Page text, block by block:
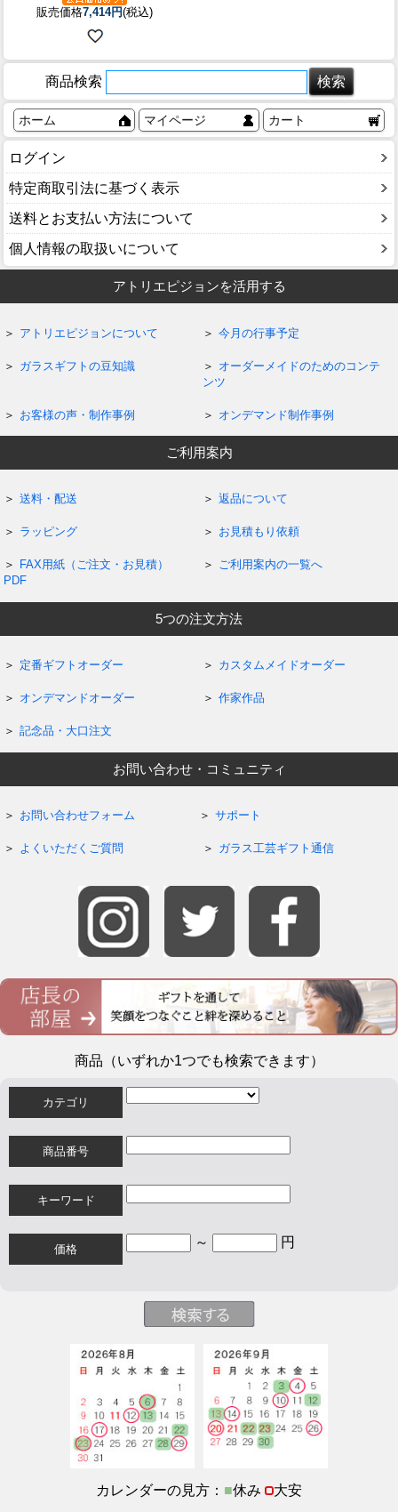
販売価格7,414円(税込)
商品検索
ホーム マイページ カート
ログイン
特定商取引法に基づく表示
送料とお支払い方法について
個人情報の取扱いについて
アトリエピジョンを活用する
アトリエピジョンについて 今月の行事予定
ガラスギフトの豆知識
オーダーメイドのためのコンテ
ンツ
お客様の声・制作事例 オンデマンド制作事例
ご利用案内
送料・配送 返品について
ラッピング お見積もり依頼
FAX用紙（ご注文・お見積）
PDF
ご利用案内の一覧へ
5つの注文方法
定番ギフトオーダー カスタムメイドオーダー
オンデマンドオーダー 作家作品
記念品・大口注文
お問い合わせ・コミュニティ
お問い合わせフォーム サポート
よくいただくご質問 ガラス工芸ギフト通信
商品（いずれか1つでも検索できます）
カテゴリ
商品番号
キーワード
価格 ～ 円
カレンダーの見方： ■休み 大安